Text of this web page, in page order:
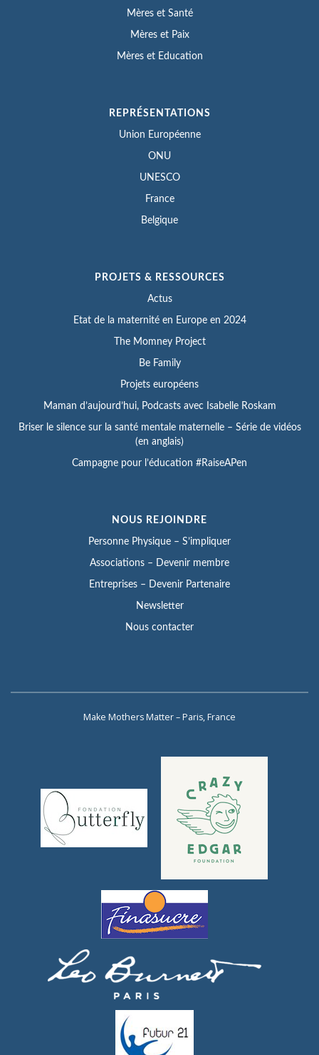
Mères et Santé
Mères et Paix
Mères et Education
REPRÉSENTATIONS
Union Européenne
ONU
UNESCO
France
Belgique
PROJETS & RESSOURCES
Actus
Etat de la maternité en Europe en 2024
The Momney Project
Be Family
Projets européens
Maman d’aujourd’hui, Podcasts avec Isabelle Roskam
Briser le silence sur la santé mentale maternelle – Série de vidéos
(en anglais)
Campagne pour l’éducation #RaiseAPen
NOUS REJOINDRE
Personne Physique – S’impliquer
Associations – Devenir membre
Entreprises – Devenir Partenaire
Newsletter
Nous contacter
Make Mothers Matter – Paris, France